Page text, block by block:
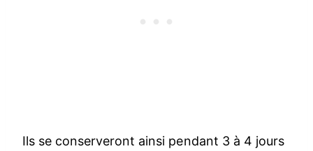
Ils se conserveront ainsi pendant 3 à 4 jours